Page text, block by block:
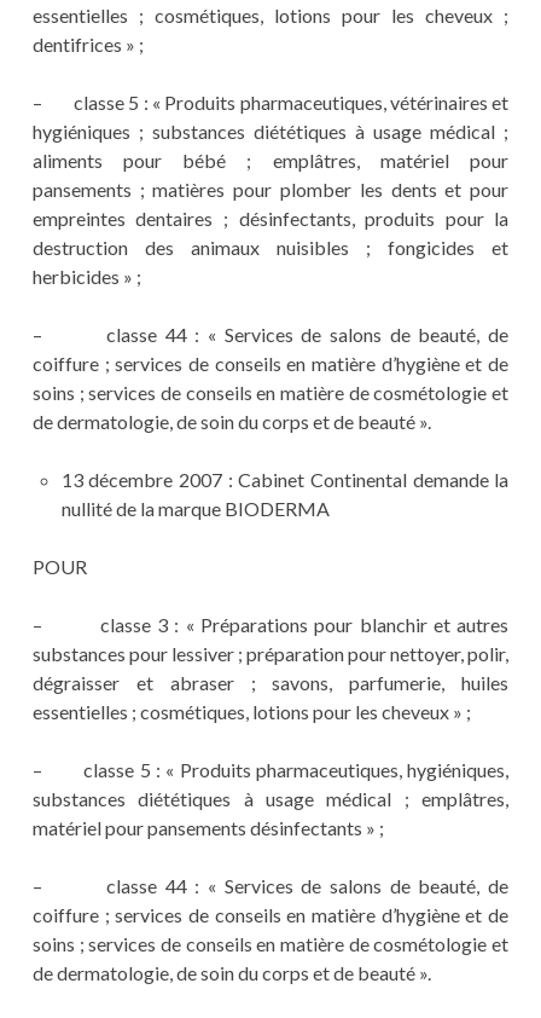
essentielles ; cosmétiques, lotions pour les cheveux ;
dentifrices » ;
– classe 5 : « Produits pharmaceutiques, vétérinaires et
hygiéniques ; substances diététiques à usage médical ;
aliments pour bébé ; emplâtres, matériel pour
pansements ; matières pour plomber les dents et pour
empreintes dentaires ; désinfectants, produits pour la
destruction des animaux nuisibles ; fongicides et
herbicides » ;
– classe 44 : « Services de salons de beauté, de
coiffure ; services de conseils en matière d’hygiène et de
soins ; services de conseils en matière de cosmétologie et
de dermatologie, de soin du corps et de beauté ».
13 décembre 2007 : Cabinet Continental demande la
nullité de la marque BIODERMA
POUR
– classe 3 : « Préparations pour blanchir et autres
substances pour lessiver ; préparation pour nettoyer, polir,
dégraisser et abraser ; savons, parfumerie, huiles
essentielles ; cosmétiques, lotions pour les cheveux » ;
– classe 5 : « Produits pharmaceutiques, hygiéniques,
substances diététiques à usage médical ; emplâtres,
matériel pour pansements désinfectants » ;
– classe 44 : « Services de salons de beauté, de
coiffure ; services de conseils en matière d’hygiène et de
soins ; services de conseils en matière de cosmétologie et
de dermatologie, de soin du corps et de beauté ».